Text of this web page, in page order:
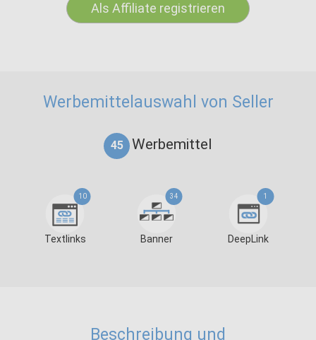
Als Affiliate registrieren
Werbemittelauswahl von Seller
45 Werbemittel
10
Textlinks
34
Banner
1
DeepLink
Beschreibung und